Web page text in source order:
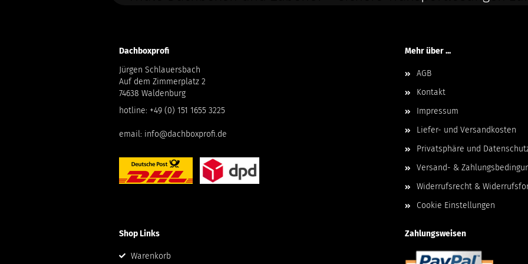
Dachboxprofi
Jürgen Schlauersbach
Auf dem Zimmerplatz 2
74638 Waldenburg
hotline: +49 (0) 151 1655 3225
email: info@dachboxprofi.de
Mehr über ...
AGB
Kontakt
Impressum
Liefer- und Versandkosten
Privatsphäre und
Versand- &
Widerrufsrecht &
Cookie Einstellungen
Shop Links
Warenkorb
Zahlungsweisen